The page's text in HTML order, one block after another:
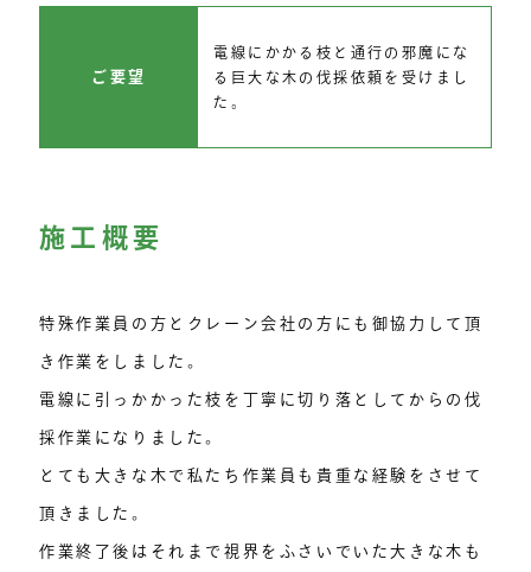
ご要望
電線にかかる枝と通行の邪魔にな
る巨大な木の伐採依頼を受けまし
た。
施工概要
特殊作業員の方とクレーン会社の方にも御協力して頂
き作業をしました。
電線に引っかかった枝を丁寧に切り落としてからの伐
採作業になりました。
とても大きな木で私たち作業員も貴重な経験をさせて
頂きました。
作業終了後はそれまで視界をふさいでいた大きな木も